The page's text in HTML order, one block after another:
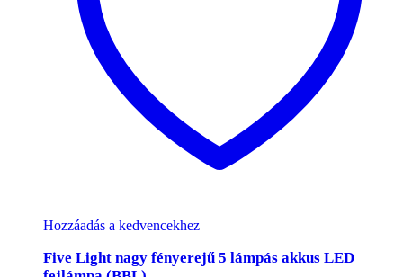
Hozzáadás a kedvencekhez
Five Light nagy fényerejű 5 lámpás akkus LED